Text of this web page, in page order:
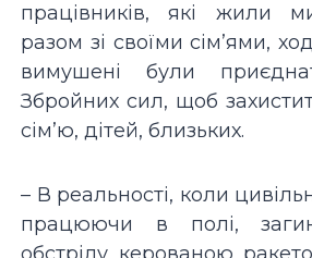
працівників, які жили
разом зі своїми сім’ями,
вимушені були
Збройних сил, щоб
сім’ю, дітей, близьких.
– В реальності, коли
працюючи в полі,